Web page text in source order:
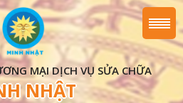
MẠI DỊCH VỤ SỬA CHỮA
NHẬT